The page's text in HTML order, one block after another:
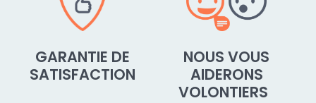
GARANTIE DE
SATISFACTION
NOUS VOUS
AIDERONS
VOLONTIERS